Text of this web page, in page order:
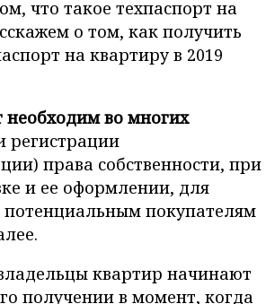
что такое техпаспорт на
о том, как получить
на квартиру в 2019
необходим во многих
регистрации
права собственности, при
и ее оформлении, для
потенциальным покупателям
квартир начинают
получении в момент, когда